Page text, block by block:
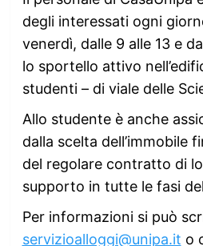
degli interessati ogni
venerdì, dalle 9 alle 13 e
lo sportello attivo
studenti – di viale delle
Allo studente è anche
dalla scelta dell’immobile
del regolare contratto di
supporto in tutte le fasi
Per informazioni si può
servizioalloggi@unipa.it o